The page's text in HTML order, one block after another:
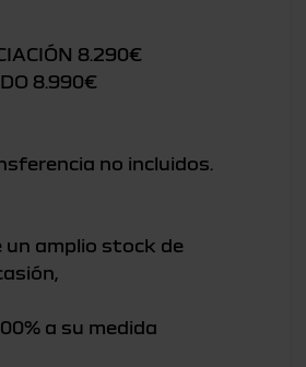
8.290€
8.990€
no incluidos.
un amplio stock de
a su medida